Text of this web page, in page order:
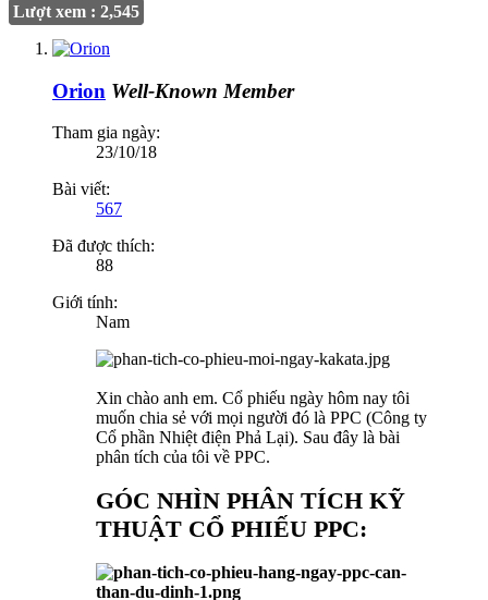
Lượt xem : 2,545
Orion Well-Known Member
Tham gia ngày:
23/10/18
Bài viết:
567
Đã được thích:
88
Giới tính:
Nam
Xin chào anh em. Cổ phiếu ngày hôm nay tôi
muốn chia sẻ với mọi người đó là PPC (Công ty
Cổ phần Nhiệt điện Phả Lại). Sau đây là bài
phân tích của tôi về PPC.
GÓC NHÌN PHÂN TÍCH KỸ
THUẬT CỔ PHIẾU PPC: